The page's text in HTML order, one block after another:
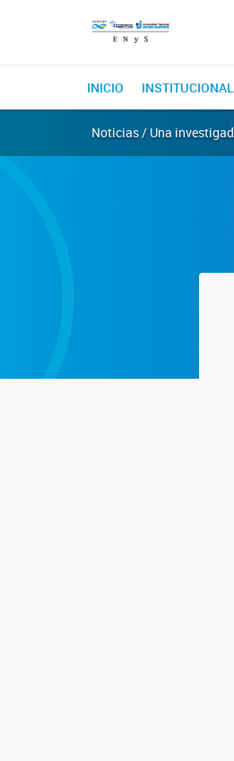
INICIO INSTITUCIONAL
Noticias / Una